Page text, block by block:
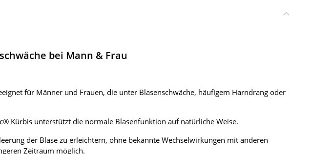
bei Mann & Frau
für Männer und Frauen, die unter Blasenschwäche, häufigem Harndrang oder
Kürbis unterstützt die normale Blasenfunktion auf natürliche Weise.
der Blase zu erleichtern, ohne bekannte Wechselwirkungen mit anderen
Zeitraum möglich.